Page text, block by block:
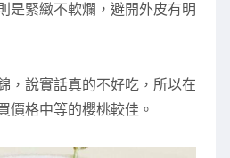
是緊緻不軟爛，避開外皮有明
，說實話真的不好吃，所以在
價格中等的櫻桃較佳。